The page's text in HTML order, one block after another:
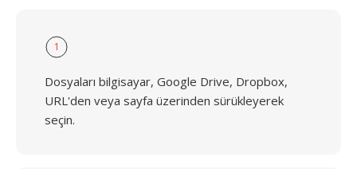
1
Dosyaları bilgisayar, Google Drive, Dropbox,
URL'den veya sayfa üzerinden sürükleyerek
seçin.